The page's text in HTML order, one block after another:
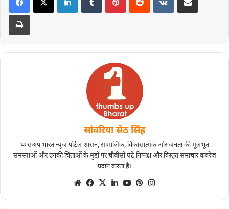
सांवरिया सेठ सिंह
थम्सअप भारत न्यूज पोर्टल शासन, सामाजिक, विकासात्मक और जनता की मूलभूत
समस्याओं और उनकी चिंताओं के मुद्दों पर चौबीसों घंटे निष्पक्ष और विस्तृत समाचार कवरेज
प्रदान करता है।